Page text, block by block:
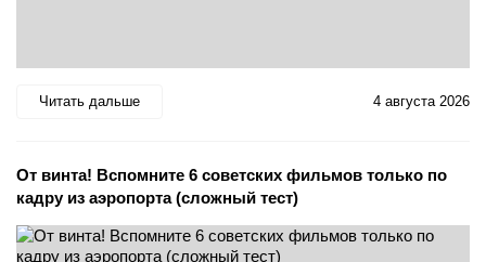
Читать дальше 4 августа 2026
От винта! Вспомните 6 советских фильмов только по
кадру из аэропорта (сложный тест)